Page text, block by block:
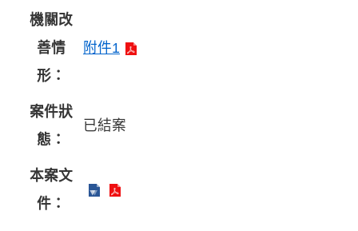
機關改
善情
形：
附件1
案件狀
態：
已結案
本案文
件：